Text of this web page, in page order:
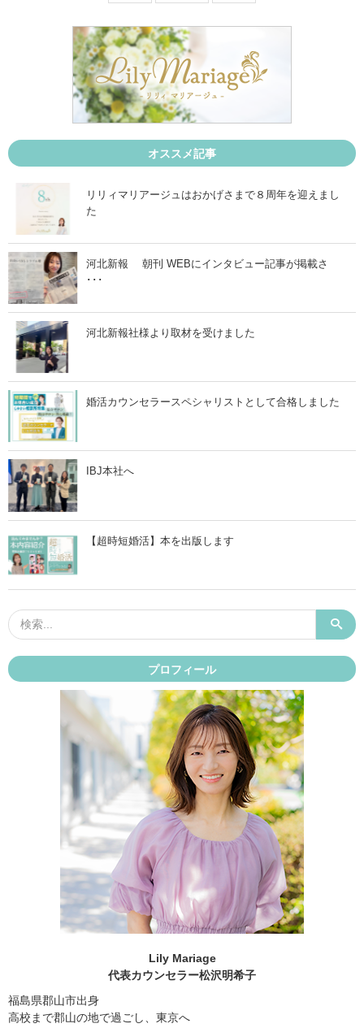
0
8
月
」
0
1
月
」
オススメ記事
リリィマリアージュはおかげさまで８周年を迎えまし
た
河北新報 朝刊 WEBにインタビュー記事が掲載さ
･･･
河北新報社様より取材を受けました
婚活カウンセラースペシャリストとして合格しました
IBJ本社へ
【超時短婚活】本を出版します
プロフィール
Lily Mariage
代表カウンセラー松沢明希子
福島県郡山市出身
高校まで郡山の地で過ごし、東京へ